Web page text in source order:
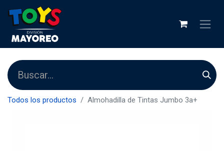
Todos los productos Almohadilla de Tintas Jumbo 3a+